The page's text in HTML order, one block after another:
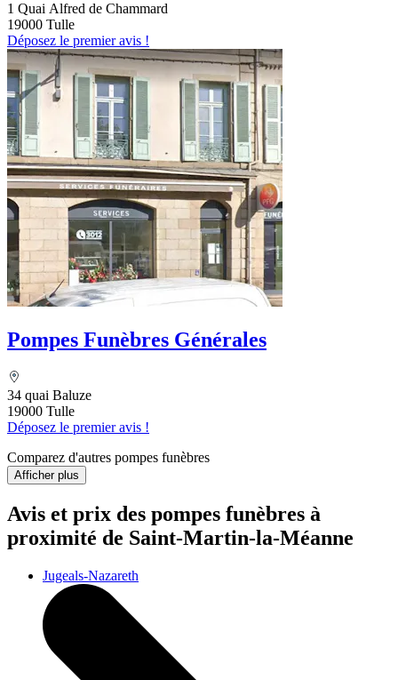
1 Quai Alfred de Chammard
19000 Tulle
Déposez le premier avis !
Pompes Funèbres Générales
34 quai Baluze
19000 Tulle
Déposez le premier avis !
Comparez d'autres pompes funèbres
Afficher plus
Avis et prix des pompes funèbres à
proximité de Saint-Martin-la-Méanne
Jugeals-Nazareth